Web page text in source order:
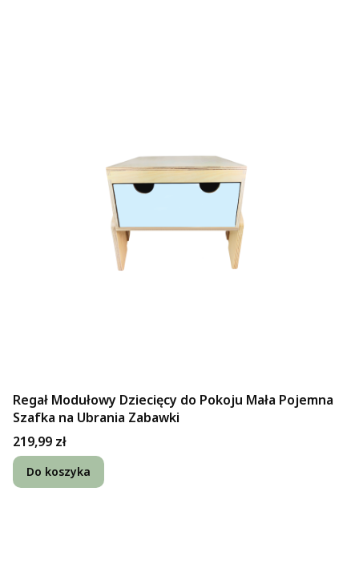
Regał Modułowy Dziecięcy do Pokoju Mała Pojemna
Szafka na Ubrania Zabawki
Cena
219,99 zł
Do koszyka